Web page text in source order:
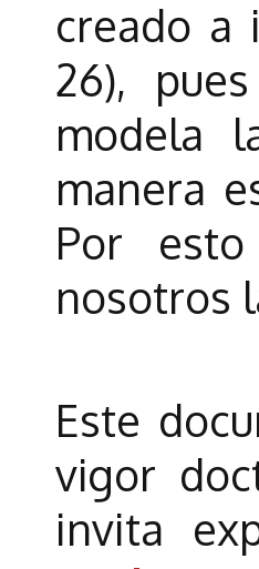
creado a
26),
modela
manera
Por
nosotros
Este
vigor
invita